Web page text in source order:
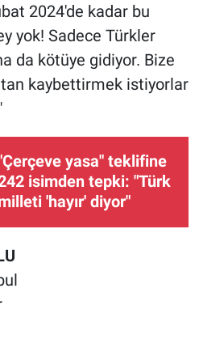
2024'de kadar bu
yok! Sadece Türkler
da kötüye gidiyor. Bize
kaybettirmek istiyorlar
yasa" teklifine
isimden tepki: "Türk
'hayır' diyor"